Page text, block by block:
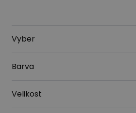
Vyber
Barva
Velikost